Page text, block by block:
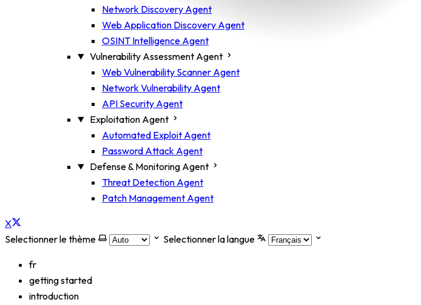
Network Discovery Agent
Web Application Discovery Agent
OSINT Intelligence Agent
Vulnerability Assessment Agent
Web Vulnerability Scanner Agent
Network Vulnerability Agent
API Security Agent
Exploitation Agent
Automated Exploit Agent
Password Attack Agent
Defense & Monitoring Agent
Threat Detection Agent
Patch Management Agent
X
Selectionner le thème
Selectionner la langue
fr
getting started
introduction